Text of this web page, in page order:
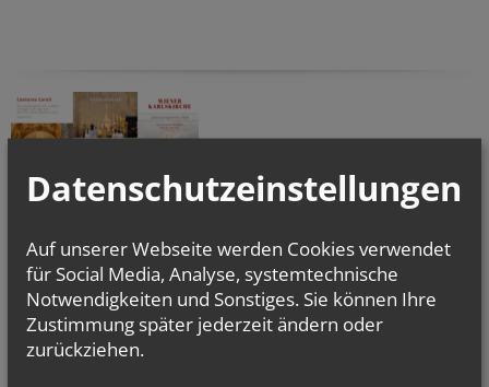
JAHRESPROGRAMM 2024
Datenschutzeinstellungen
Auf unserer Webseite werden Cookies verwendet
für Social Media, Analyse, systemtechnische
Notwendigkeiten und Sonstiges. Sie können Ihre
Zustimmung später jederzeit ändern oder
zurückziehen.